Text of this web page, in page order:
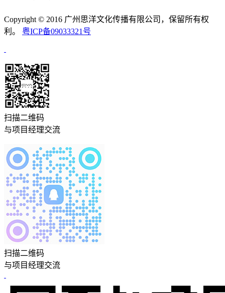
Copyright © 2016 广州思洋文化传播有限公司，保留所有权
利。 粤ICP备09033321号
扫描二维码
与项目经理交流
扫描二维码
与项目经理交流